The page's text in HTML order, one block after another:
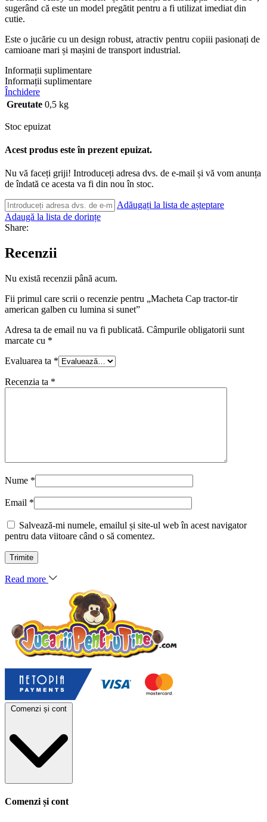
sugerând că este un model pregătit pentru a fi utilizat imediat din
cutie.
Este o jucărie cu un design robust, atractiv pentru copiii pasionați de
camioane mari și mașini de transport industrial.
Informații suplimentare
Informații suplimentare
Închidere
Greutate 0,5 kg
Stoc epuizat
Acest produs este în prezent epuizat.
Nu vă faceți griji! Introduceți adresa dvs. de e-mail și vă vom anunța
de îndată ce acesta va fi din nou în stoc.
Adăugați la lista de așteptare
Adaugă la lista de dorințe
Share:
Recenzii
Nu există recenzii până acum.
Fii primul care scrii o recenzie pentru „Macheta Cap tractor-tir
american galben cu lumina si sunet”
Adresa ta de email nu va fi publicată. Câmpurile obligatorii sunt
marcate cu *
Evaluarea ta *
Recenzia ta *
Nume *
Email *
Salvează-mi numele, emailul și site-ul web în acest navigator
pentru data viitoare când o să comentez.
Read more
Comenzi și cont
Comenzi și cont